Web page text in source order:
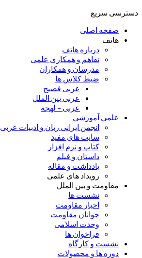
دسترسی سریع
صفحه اصلی
هاتف
درباره هاتف
تفاهم و همکاری علمی
مدرسان و همکاران
ضبط کلاس ها
عربی فصیح
عربی بین الملل
عربی – لهجه
علمی آموزشی
انجمن ایرانی زبان و ادبیات عربی
سایت های مفید
کتاب و نرم افزار
داستان و فیلم
یادداشت و مقاله
رویداد های علمی
مقاومت و بین الملل
نشست ها
اخبار مقاومت
جوانان مقاومت
وحدت اسلامی
فراخوان ها
نشست و کارگاه
دوره ها و محصولات